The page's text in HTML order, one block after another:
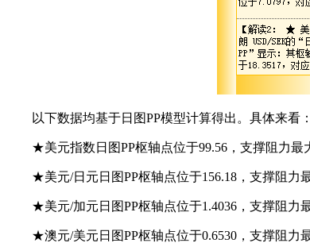
以下数据均基于日图PP模型计算得出。具体来看：
★美元指数日图PP枢轴点位于99.56，支撑阻力最
★美元/日元日图PP枢轴点位于156.18，支撑阻力
★美元/加元日图PP枢轴点位于1.4036，支撑阻力
★澳元/美元日图PP枢轴点位于0.6530，支撑阻力